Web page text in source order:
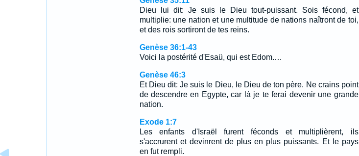
Dieu lui dit: Je suis le Dieu tout-puissant. Sois fécond, et
multiplie: une nation et une multitude de nations naîtront de toi,
et des rois sortiront de tes reins.
Genèse 36:1-43
Voici la postérité d'Esaü, qui est Edom.…
Genèse 46:3
Et Dieu dit: Je suis le Dieu, le Dieu de ton père. Ne crains point
de descendre en Egypte, car là je te ferai devenir une grande
nation.
Exode 1:7
Les enfants d'Israël furent féconds et multiplièrent, ils
s'accrurent et devinrent de plus en plus puissants. Et le pays
en fut rempli.